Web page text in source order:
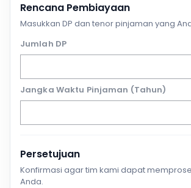
Rencana Pembiayaan
Masukkan DP dan tenor pinjaman yang
Jumlah DP
Jangka Waktu Pinjaman (Tahun)
Persetujuan
Konfirmasi agar tim kami dapat
Anda.